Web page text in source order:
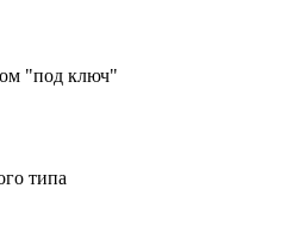
"под ключ"
типа